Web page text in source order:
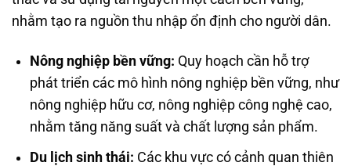
nhằm tạo ra nguồn thu nhập ổn định cho người dân.
Nông nghiệp bền vững: Quy hoạch cần hỗ trợ
phát triển các mô hình nông nghiệp bền vững, như
nông nghiệp hữu cơ, nông nghiệp công nghệ cao,
nhằm tăng năng suất và chất lượng sản phẩm.
Du lịch sinh thái: Các khu vực có cảnh quan thiên